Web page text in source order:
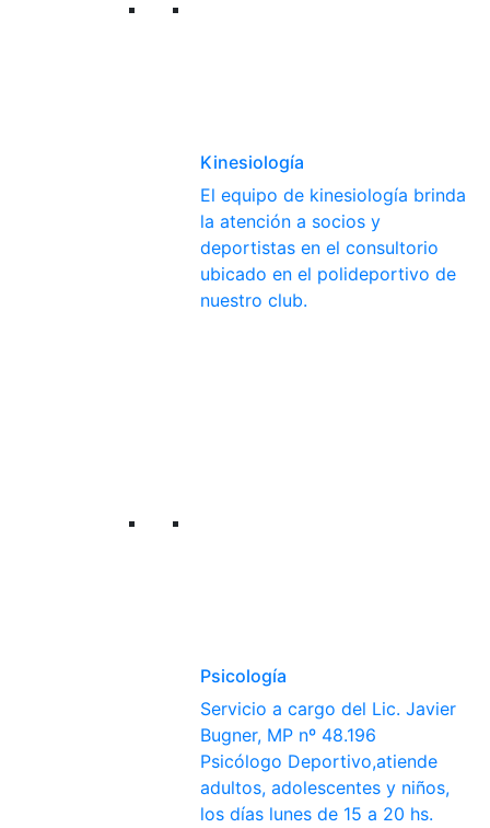
Kinesiología
El equipo de kinesiología brinda
la atención a socios y
deportistas en el consultorio
ubicado en el polideportivo de
nuestro club.
Psicología
Servicio a cargo del Lic. Javier
Bugner, MP nº 48.196
Psicólogo Deportivo,atiende
adultos, adolescentes y niños,
los días lunes de 15 a 20 hs.